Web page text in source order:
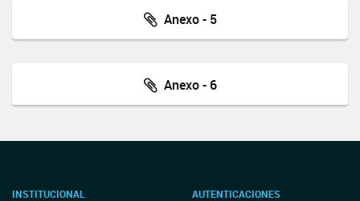
Anexo - 5
Anexo - 6
INSTITUCIONAL AUTENTICACIONES